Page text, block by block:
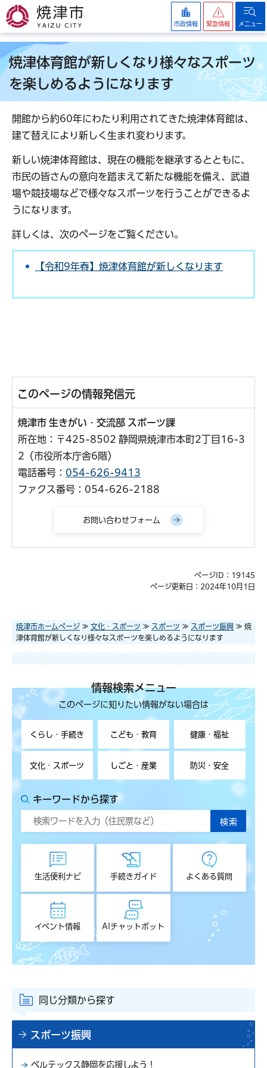
焼津市
市政情報 緊急情報 メニュー
焼津体育館が新しくなり様々なスポーツ
を楽しめるようになります
開館から約60年にわたり利用されてきた焼津体育館は、
建て替えにより新しく生まれ変わります。
新しい焼津体育館は、現在の機能を継承するとともに、
市民の皆さんの意向を踏まえて新たな機能を備え、武道
場や競技場などで様々なスポーツを行うことができるよ
うになります。
詳しくは、次のページをご覧ください。
【令和9年春】焼津体育館が新しくなります
このページの情報発信元
焼津市 生きがい・交流部 スポーツ課
所在地：〒425-8502 静岡県焼津市本町2丁目16-3
2（市役所本庁舎6階）
電話番号： 054-626-9413
ファクス番号：054-626-2188
ページID：19145
ページ更新日：2024年10月1日
焼津市ホームページ ≫ 文化・スポーツ ≫ スポーツ ≫ スポーツ振興 ≫ 焼
津体育館が新しくなり様々なスポーツを楽しめるようになります
情報検索メニュー
このページに知りたい情報がない場合は
くらし・手続き こども・教育 健康・福祉
文化・スポーツ しごと・産業 防災・安全
キーワードから探す
生活便利ナビ 手続きガイド よくある質問
イベント情報 AIチャットボット
同じ分類から探す
スポーツ振興
ベルテックス静岡を応援しよう！